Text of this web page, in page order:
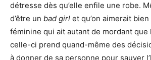
détresse dès qu’elle enfile une robe.
d’être un bad girl et qu’on aimerait
féminine qui ait autant de mordant que
celle-ci prend quand-même des
à donner de sa personne pour sauver